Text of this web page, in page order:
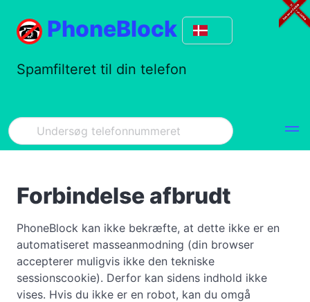
PhoneBlock
Spamfilteret til din telefon
Forbindelse afbrudt
PhoneBlock kan ikke bekræfte, at dette ikke er en
automatiseret masseanmodning (din browser
accepterer muligvis ikke den tekniske
sessionscookie). Derfor kan sidens indhold ikke
vises. Hvis du ikke er en robot, kan du omgå